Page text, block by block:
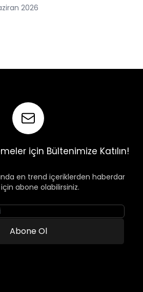
2026
için Bültenimize Katılın!
en trend içeriklerden haberdar
abone olabilirsiniz.
Abone Ol